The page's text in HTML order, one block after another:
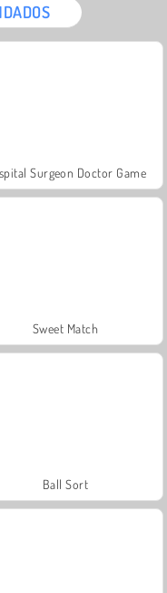
Surgeon Doctor Game
Sweet Match
Ball Sort